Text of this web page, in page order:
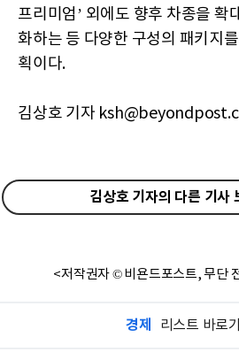
프리미엄’ 외에도 향후 차종을 확
화하는 등 다양한 구성의 패키지
획이다.
김상호 기자
김상호 기자의 다른 기사
<저작권자 © 비욘드포스트, 무단
경제 리스트 바로